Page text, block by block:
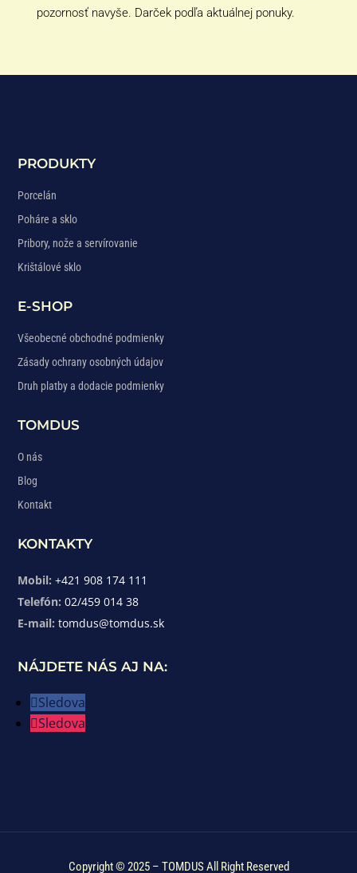
pozornosť navyše. Darček podľa aktuálnej ponuky.
PRODUKTY
Porcelán
Poháre a sklo
Pribory, nože a servírovanie
Krištálové sklo
E-SHOP
Všeobecné obchodné podmienky
Zásady ochrany osobných údajov
Druh platby a dodacie podmienky
TOMDUS
O nás
Blog
Kontakt
KONTAKTY
Mobil: +421 908 174 111
Telefón: 02/459 014 38
E-mail: tomdus@tomdus.sk
NÁJDETE NÁS AJ NA:
Sledova
Sledova
Copyright © 2025 – TOMDUS All Right Reserved